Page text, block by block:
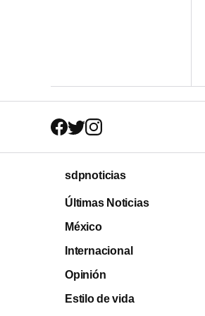
sdpnoticias
Últimas Noticias
México
Internacional
Opinión
Estilo de vida